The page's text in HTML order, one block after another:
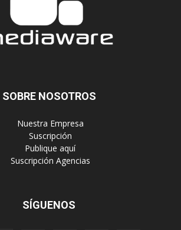
SOBRE NOSOTROS
‎ Nuestra Empresa
‎ Suscripción
‎ Publique aquí
‎ Suscripción Agencias
SÍGUENOS